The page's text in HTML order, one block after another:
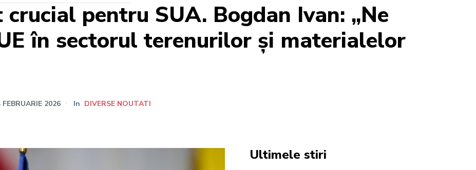
pentru SUA. Bogdan Ivan: „Ne
în sectorul terenurilor și materialelor
FEBRUARIE 2026 In DIVERSE NOUTATI
Ultimele stiri